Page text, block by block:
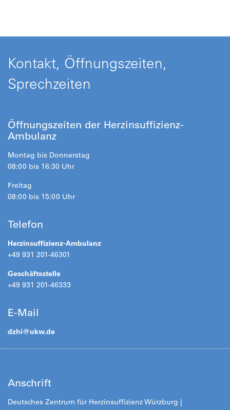
Kontakt, Öffnungszeiten,
Sprechzeiten
Öffnungszeiten der Herzinsuffizienz-
Ambulanz
Montag bis Donnerstag
08:00 bis 16:30 Uhr
Freitag
08:00 bis 15:00 Uhr
Telefon
Herzinsuffizienz-Ambulanz
+49 931 201-46301
Geschäftsstelle
+49 931 201-46333
E-Mail
dzhi@ukw.de
Anschrift
Deutsches Zentrum für Herzinsuffizienz Würzburg |